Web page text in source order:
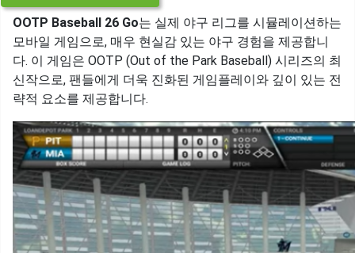
OOTP Baseball 26 Go는 실제 야구 리그를 시뮬레이션하는
모바일 게임으로, 매우 현실감 있는 야구 경험을 제공합니
다. 이 게임은 OOTP (Out of the Park Baseball) 시리즈의 최
신작으로, 팬들에게 더욱 진화된 게임플레이와 깊이 있는 전
략적 요소를 제공합니다.